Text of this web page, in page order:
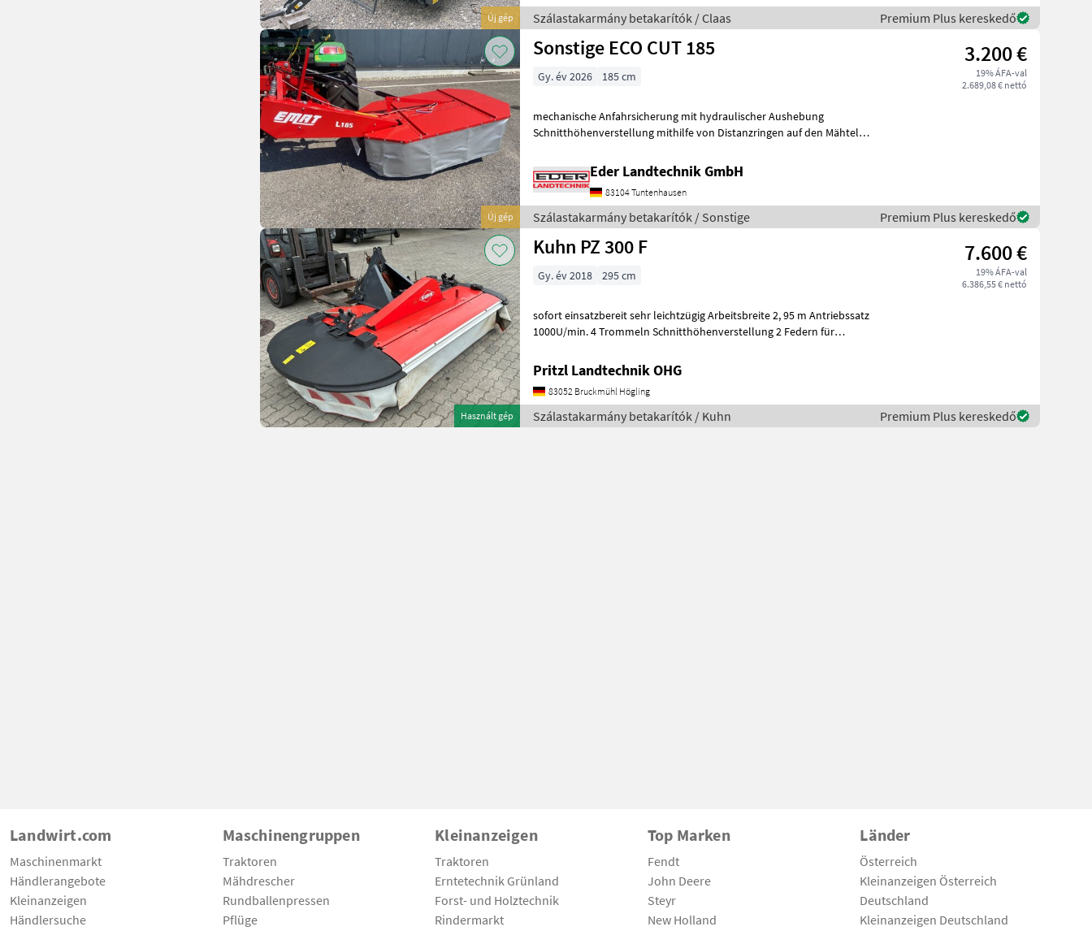
Új gép Szálastakarmány betakarítók / Claas Premium Plus kereskedő
Új gép
Sonstige ECO CUT 185 3.200 €
19% ÁFA-val
2.689,08 € nettó
Gy. év 2026 185 cm
mechanische Anfahrsicherung mit hydraulischer Aushebung
Schnitthöhenverstellung mithilfe von Distanzringen auf den Mähteller
Eder Landtechnik GmbH
83104 Tuntenhausen
Szálastakarmány betakarítók / Sonstige Premium Plus kereskedő
Használt gép
Kuhn PZ 300 F 7.600 €
19% ÁFA-val
6.386,55 € nettó
Gy. év 2018 295 cm
sofort einsatzbereit sehr leichtzügig Arbeitsbreite 2, 95 m Antriebssatz
1000U/min. 4 Trommeln Schnitthöhenverstellung 2 Federn für
Pritzl Landtechnik OHG
83052 Bruckmühl Högling
Szálastakarmány betakarítók / Kuhn Premium Plus kereskedő
Landwirt.com
Maschinenmarkt
Händlerangebote
Kleinanzeigen
Händlersuche
Maschinengruppen
Traktoren
Mähdrescher
Rundballenpressen
Pflüge
Kleinanzeigen
Traktoren
Erntetechnik Grünland
Forst- und Holztechnik
Rindermarkt
Top Marken
Fendt
John Deere
Steyr
New Holland
Länder
Österreich
Kleinanzeigen Österreich
Deutschland
Kleinanzeigen Deutschland